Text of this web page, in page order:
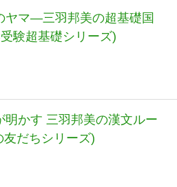
ヤマ―三羽邦美の超基礎国
験超基礎シリーズ)
明かす 三羽邦美の漢文ルー
友だちシリーズ)